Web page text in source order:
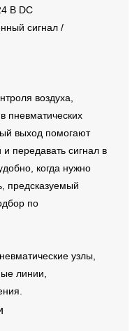
В DC
сигнал /
воздуха,
пневматических
выход помогают
передавать сигнал в
когда нужно
предсказуемый
по
узлы,
линии,